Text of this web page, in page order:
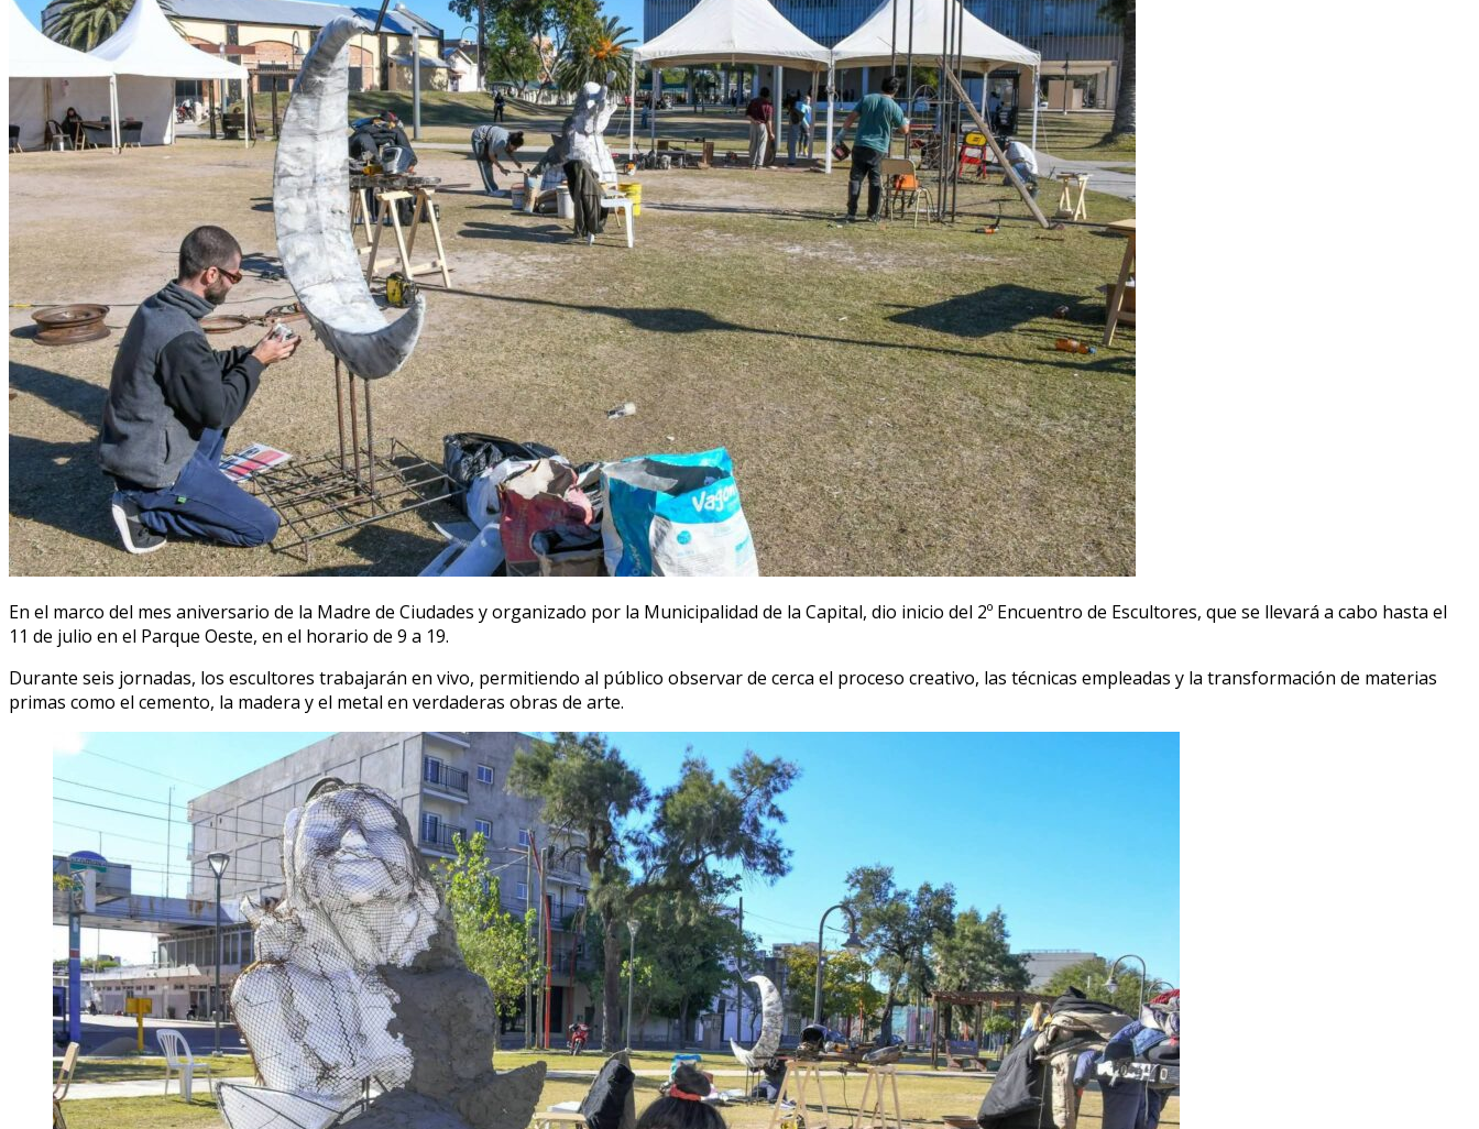
En el marco del mes aniversario de la Madre de Ciudades y organizado por la Municipalidad de la Capital, dio inicio del 2º Encuentro de Escultores, que se llevará a cabo hasta el
11 de julio en el Parque Oeste, en el horario de 9 a 19.
Durante seis jornadas, los escultores trabajarán en vivo, permitiendo al público observar de cerca el proceso creativo, las técnicas empleadas y la transformación de materias
primas como el cemento, la madera y el metal en verdaderas obras de arte.